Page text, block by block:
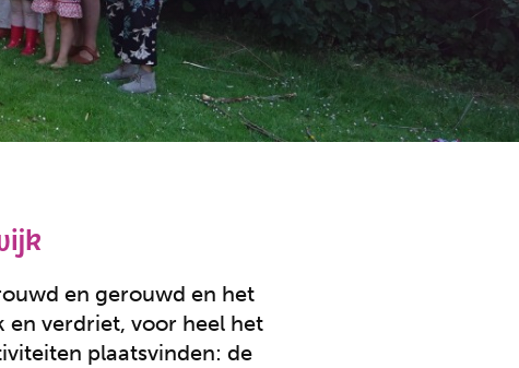
en gerouwd en het
en verdriet, voor heel het
plaatsvinden: de